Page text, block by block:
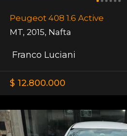
Peugeot 408 1.6 Active
MT, 2015, Nafta
Franco Luciani
$ 12.800.000